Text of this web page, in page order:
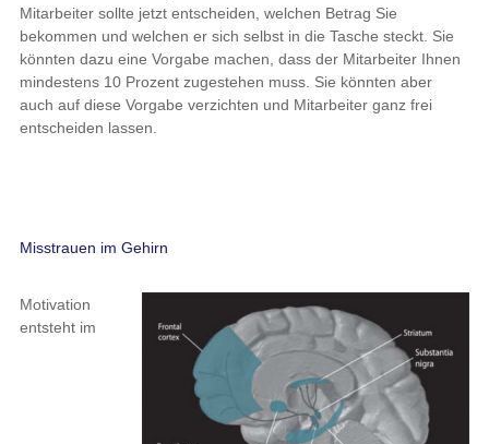
Mitarbeiter sollte jetzt entscheiden, welchen Betrag Sie
bekommen und welchen er sich selbst in die Tasche steckt. Sie
könnten dazu eine Vorgabe machen, dass der Mitarbeiter Ihnen
mindestens 10 Prozent zugestehen muss. Sie könnten aber
auch auf diese Vorgabe verzichten und Mitarbeiter ganz frei
entscheiden lassen.
Misstrauen im Gehirn
Motivation
entsteht im